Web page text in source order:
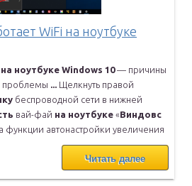
WiFi на ноутбуке
на ноутбуке Windows 10— причины
проблемы ... Щелкнуть правой
беспроводной сети в нижней
вай-фай на ноутбуке «Виндовс
функции автонастройки увеличения
Читать далее